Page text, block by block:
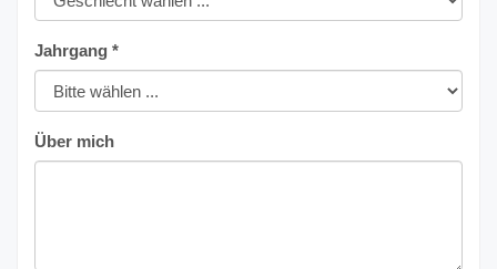
Jahrgang *
Über mich